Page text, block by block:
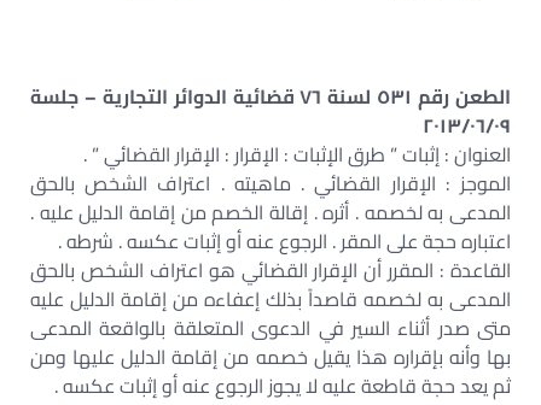
الطعن رقم ٥٣١ لسنة ٧٦ قضائية الدوائر التجارية – جلسة
٢٠١٣/٠٦/٠٩
العنوان : إثبات ” طرق الإثبات : الإقرار : الإقرار القضائي ” .
الموجز : الإقرار القضائي . ماهيته . اعتراف الشخص بالحق
المدعى به لخصمه . أثره . إقالة الخصم من إقامة الدليل عليه .
اعتباره حجة على المقر . الرجوع عنه أو إثبات عكسه . شرطه .
القاعدة : المقرر أن الإقرار القضائي هو اعتراف الشخص بالحق
المدعى به لخصمه قاصداً بذلك إعفاءه من إقامة الدليل عليه
متى صدر أثناء السير في الدعوى المتعلقة بالواقعة المدعى
بها وأنه بإقراره هذا يقيل خصمه من إقامة الدليل عليها ومن
ثم يعد حجة قاطعة عليه لا يجوز الرجوع عنه أو إثبات عكسه .